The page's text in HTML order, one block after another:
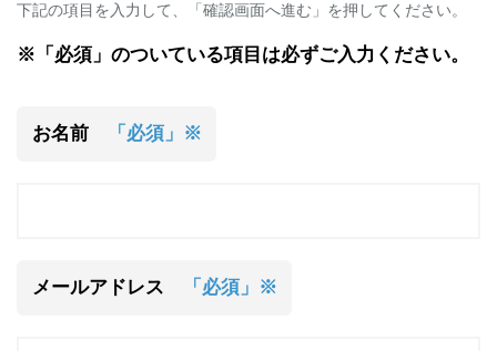
下記の項目を入力して、「確認画面へ進む」を押してください。
※「必須」のついている項目は必ずご入力ください。
お名前 「必須」※
メールアドレス 「必須」※